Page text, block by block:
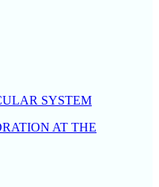
SYSTEM
AT THE